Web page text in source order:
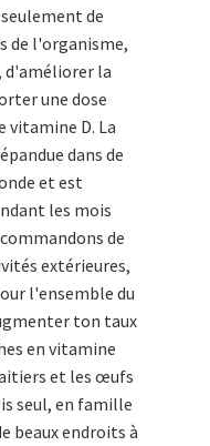
de
de l'organisme,
d'améliorer la
une dose
vitamine D. La
dans de
et est
les mois
de
extérieures,
l'ensemble du
ton taux
en vitamine
et les œufs
seul, en famille
beaux endroits à